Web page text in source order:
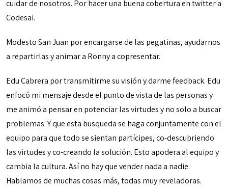
cuidar de nosotros. Por hacer una buena cobertura en twitter a
Codesai.
Modesto San Juan por encargarse de las pegatinas, ayudarnos
a repartirlas y animar a Ronny a copresentar.
Edu Cabrera por transmitirme su visión y darme feedback. Edu
enfocó mi mensaje desde el punto de vista de las personas y
me animó a pensar en potenciar las virtudes y no solo a buscar
problemas. Y que esta busqueda se haga conjuntamente con el
equipo para que todo se sientan partícipes, co-descubriendo
las virtudes y co-creando la solución. Esto apodera al equipo y
cambia la cultura. Así no hay que vender nada a nadie.
Hablamos de muchas cosas más, todas muy reveladoras.